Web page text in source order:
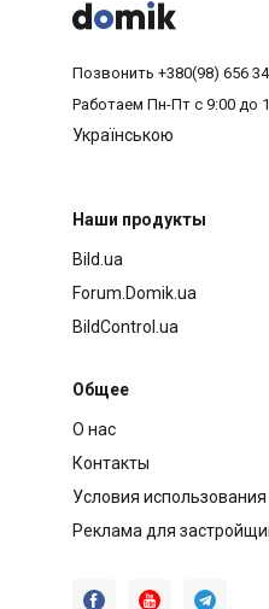



Позвонить +380(98) 656
Работаем Пн-Пт с 9:00 до
Українською
Наши продукты
Bild.ua
Forum.Domik.ua
BildControl.ua
Общее
О нас
Контакты
Условия использования
Реклама для
  